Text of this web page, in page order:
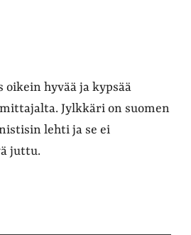
oikein hyvää ja kypsää
Jylkkäri on suomen
lehti ja se ei
juttu.